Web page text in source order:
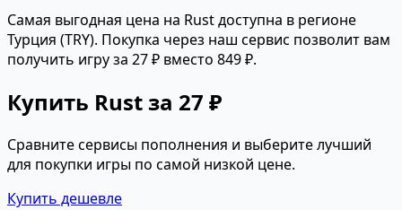
Самая выгодная цена на Rust доступна в регионе
Турция (TRY). Покупка через наш сервис позволит вам
получить игру за 27 ₽ вместо 849 ₽.
Купить Rust за 27 ₽
Сравните сервисы пополнения и выберите лучший
для покупки игры по самой низкой цене.
Купить дешевле